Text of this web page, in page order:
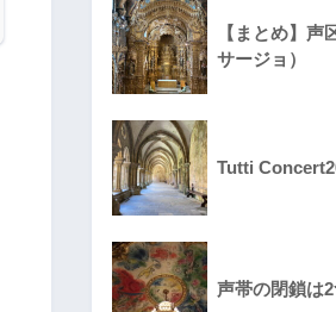
【まとめ】声
サージョ）
Tutti
声帯の閉鎖は